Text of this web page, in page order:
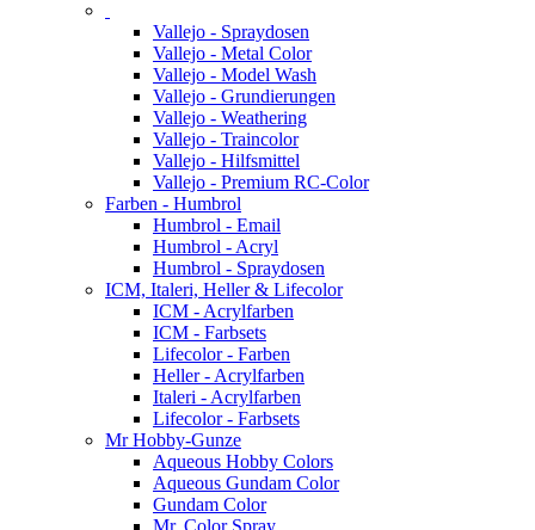
Vallejo - Spraydosen
Vallejo - Metal Color
Vallejo - Model Wash
Vallejo - Grundierungen
Vallejo - Weathering
Vallejo - Traincolor
Vallejo - Hilfsmittel
Vallejo - Premium RC-Color
Farben - Humbrol
Humbrol - Email
Humbrol - Acryl
Humbrol - Spraydosen
ICM, Italeri, Heller & Lifecolor
ICM - Acrylfarben
ICM - Farbsets
Lifecolor - Farben
Heller - Acrylfarben
Italeri - Acrylfarben
Lifecolor - Farbsets
Mr Hobby-Gunze
Aqueous Hobby Colors
Aqueous Gundam Color
Gundam Color
Mr. Color Spray